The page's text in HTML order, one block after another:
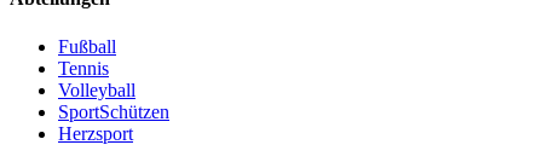
Fußball
Tennis
Volleyball
SportSchützen
Herzsport